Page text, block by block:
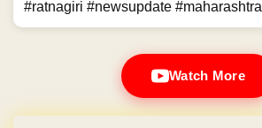
#ratnagiri #newsupdate #maharashtra
Watch More